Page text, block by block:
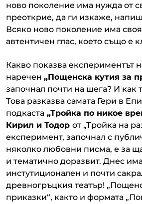
ново поколение има нужда от
преоткрие, да ги изкаже,
Всяко ново поколение има
автентичен глас, което също е
Какво показва експериментът
наречен „Пощенска кутия за
започнал почти на шега? И как
Това разказва самата Гери в
подкаста „Тройка по никое
Кирил и Тодор от „Тройка на
експеримент, започнал с
няколко любовни писма, е за
и тематично доразвит. Днес
инстутиционален и почти
древногръцкия театър!
приказки“, както и формата